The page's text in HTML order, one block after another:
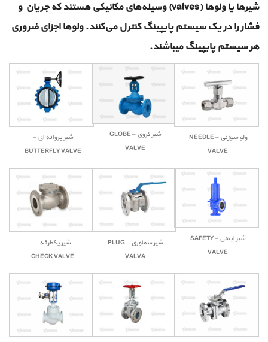
شیرها یا ولوها(valves)
وسیله‌های مکانیکی هستند که جریان و
فشار را در یک سیستم پایپینگ کنترل می‌کنند. ولوها اجزای ضروری
هر سیستم پایپینگ میباشند.
ولو سوزنی – NEEDLE
VALVE
شیر کروی – GLOBE
VALVE
شیر پروانه ای –
BUTTERFLY VALVE
شیر ایمنی – SAFETY
VALVE
شیر سماوری – PLUG
VALVA
شیر یکطرفه –
CHECK VALVE